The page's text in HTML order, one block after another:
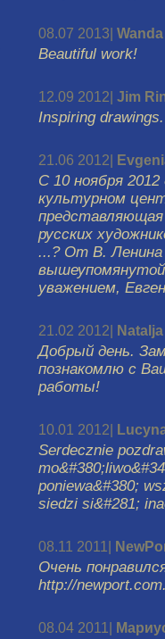
08.07 2013|
Beautiful work!
12.09 2012| Jim
Inspiring drawings.
21.06 2012|
C 10 ноября
культурном
представляющая
русских
...? От В. Ленина
уважением,
21.02 2012| Natalja
Добрый день.
познакомлю с
работы!
10.01 2012|
Serdecznie
poniewa&#380;
siedzi si&#281;
08.11 2011|
Очень
http://
08.04 2011|